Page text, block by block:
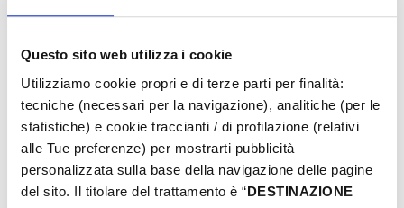
Questo sito web utilizza i cookie
Utilizziamo cookie propri e di terze parti per finalità:
tecniche (necessari per la navigazione), analitiche (per le
statistiche) e cookie traccianti / di profilazione (relativi
alle Tue preferenze) per mostrarti pubblicità
personalizzata sulla base della navigazione delle pagine
del sito. Il titolare del trattamento è “DESTINAZIONE
IAT BELLARIA INFORMAZIONI ACCOGLIENZA
+39 0541 343808
iat@comune.bellaria-igea-marina.rn.it
Comune di Bellaria Igea Marina
propone anche